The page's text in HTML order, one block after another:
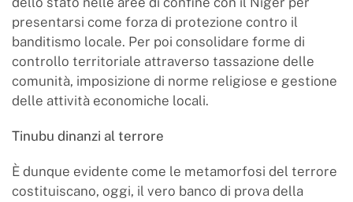
presentarsi come forza di protezione contro il
banditismo locale. Per poi consolidare forme di
controllo territoriale attraverso tassazione delle
comunità, imposizione di norme religiose e gestione
delle attività economiche locali.
Tinubu dinanzi al terrore
È dunque evidente come le metamorfosi del terrore
costituiscano, oggi, il vero banco di prova della